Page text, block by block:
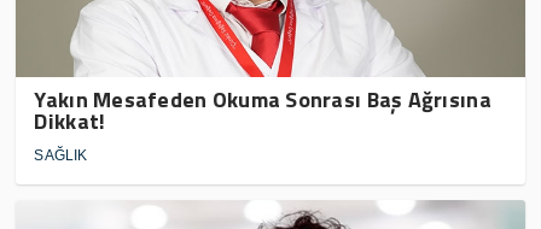
Yakın Mesafeden Okuma Sonrası Baş Ağrısına
Dikkat!
SAĞLIK